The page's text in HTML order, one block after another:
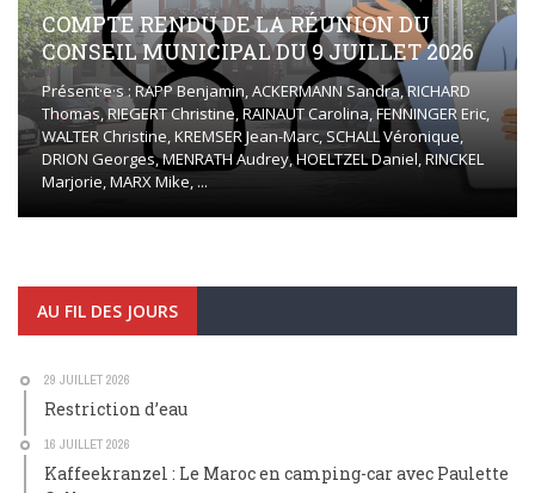
COMPTE RENDU DE LA RÉUNION DU
CONSEIL MUNICIPAL DU 9 JUILLET 2026
Présent·e·s : RAPP Benjamin, ACKERMANN Sandra, RICHARD
Thomas, RIEGERT Christine, RAINAUT Carolina, FENNINGER Eric,
WALTER Christine, KREMSER Jean-Marc, SCHALL Véronique,
DRION Georges, MENRATH Audrey, HOELTZEL Daniel, RINCKEL
Marjorie, MARX Mike, ...
AU FIL DES JOURS
29 JUILLET 2026
Restriction d’eau
16 JUILLET 2026
Kaffeekranzel : Le Maroc en camping-car avec Paulette